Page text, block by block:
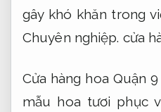
gây khó khăn trong
Chuyên nghiệp. cửa
Cửa hàng hoa Quận
mẫu hoa tươi phục